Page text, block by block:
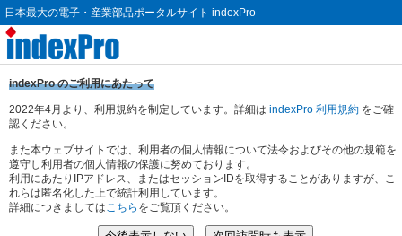
日本最大の電子・産業部品ポータルサイト indexPro
indexPro のご利用にあたって
2022年4月より、利用規約を制定しています。詳細は indexPro 利用規約 をご確
認ください。
また本ウェブサイトでは、利用者の個人情報について法令およびその他の規範を
遵守し利用者の個人情報の保護に努めております。
利用にあたりIPアドレス、またはセッションIDを取得することがありますが、こ
れらは匿名化した上で統計利用しています。
詳細につきましてはこちら をご覧頂ください。